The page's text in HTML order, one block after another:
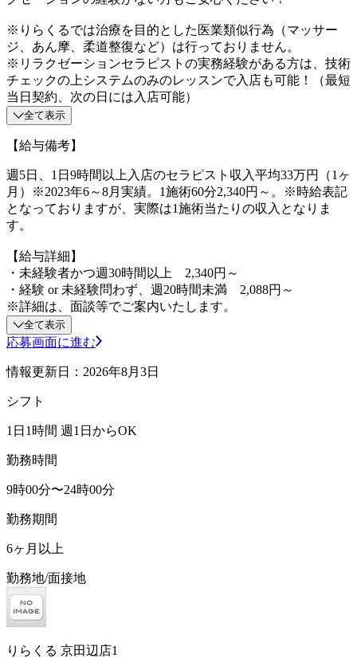
※りらくるでは治療を目的とした医業類似行為（マッサー
ジ、あん摩、柔道整復など）は行っておりません。
※リラクゼーションセラピストの実務経験がある方は、技術
チェックの上システムのみのレッスンで入店も可能！（最短
当日契約、次の日には入店可能）
全て表示
【給与備考】
週5日、1日9時間以上入店のセラピスト収入平均33万円（1ヶ
月）※2023年6～8月実績。1施術60分2,340円～。※時給表記
となっておりますが、実際は1施術当たりの収入となりま
す。
【給与詳細】
・未経験者かつ週30時間以上 2,340円～
・経験 or 未経験問わず、週20時間未満 2,088円～
※詳細は、面談等でご案内いたします。
全て表示
応募画面に進む
情報更新日：2026年8月3日
シフト
1日1時間 週1日からOK
勤務時間
9時00分〜24時00分
勤務期間
6ヶ月以上
勤務地/面接地
りらくる 京田辺店1